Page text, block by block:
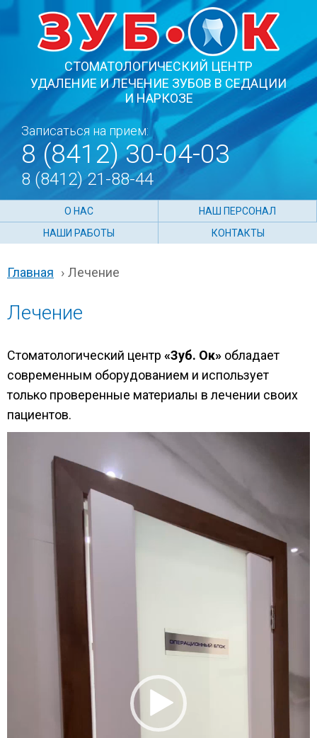
СТОМАТОЛОГИЧЕСКИЙ ЦЕНТР
УДАЛЕНИЕ И ЛЕЧЕНИЕ ЗУБОВ В СЕДАЦИИ
И НАРКОЗЕ
Записаться на прием:
8 (8412) 30-04-03
8 (8412) 21-88-44
О НАС
НАШ ПЕРСОНАЛ
НАШИ РАБОТЫ
КОНТАКТЫ
Главная › Лечение
Лечение
Стоматологический центр «Зуб. Ок» обладает
современным оборудованием и использует
только проверенные материалы в лечении своих
пациентов.